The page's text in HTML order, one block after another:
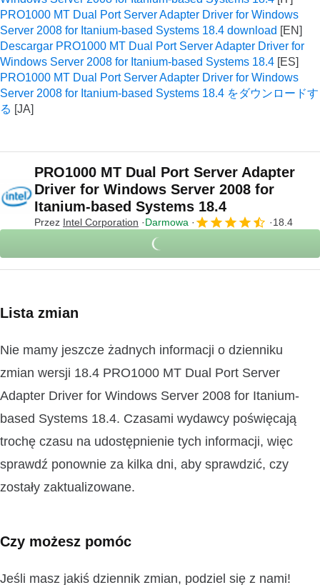
PRO1000 MT Dual Port Server Adapter Driver for Windows
Server 2008 for Itanium-based Systems 18.4 download
Descargar PRO1000 MT Dual Port Server Adapter Driver for
Windows Server 2008 for Itanium-based Systems 18.4
PRO1000 MT Dual Port Server Adapter Driver for Windows
Server 2008 for Itanium-based Systems 18.4 をダウンロードす
る
PRO1000 MT Dual Port Server Adapter
Driver for Windows Server 2008 for
Itanium-based Systems 18.4
Przez Intel Corporation Darmowa 18.4
Lista zmian
Nie mamy jeszcze żadnych informacji o dzienniku
zmian wersji 18.4 PRO1000 MT Dual Port Server
Adapter Driver for Windows Server 2008 for Itanium-
based Systems 18.4. Czasami wydawcy poświęcają
trochę czasu na udostępnienie tych informacji, więc
sprawdź ponownie za kilka dni, aby sprawdzić, czy
zostały zaktualizowane.
Czy możesz pomóc
Jeśli masz jakiś dziennik zmian, podziel się z nami!